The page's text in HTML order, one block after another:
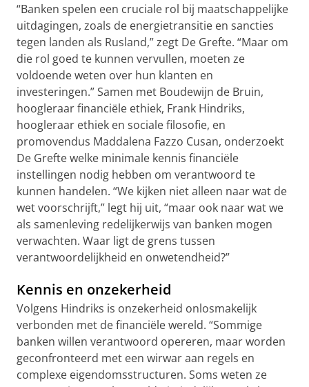
“Banken spelen een cruciale rol bij maatschappelijke
uitdagingen, zoals de energietransitie en sancties
tegen landen als Rusland,” zegt De Grefte. “Maar om
die rol goed te kunnen vervullen, moeten ze
voldoende weten over hun klanten en
investeringen.” Samen met Boudewijn de Bruin,
hoogleraar financiële ethiek, Frank Hindriks,
hoogleraar ethiek en sociale filosofie, en
promovendus Maddalena Fazzo Cusan, onderzoekt
De Grefte welke minimale kennis financiële
instellingen nodig hebben om verantwoord te
kunnen handelen. “We kijken niet alleen naar wat de
wet voorschrijft,” legt hij uit, “maar ook naar wat we
als samenleving redelijkerwijs van banken mogen
verwachten. Waar ligt de grens tussen
verantwoordelijkheid en onwetendheid?”
Kennis en onzekerheid
Volgens Hindriks is onzekerheid onlosmakelijk
verbonden met de financiële wereld. “Sommige
banken willen verantwoord opereren, maar worden
geconfronteerd met een wirwar aan regels en
complexe eigendomsstructuren. Soms weten ze